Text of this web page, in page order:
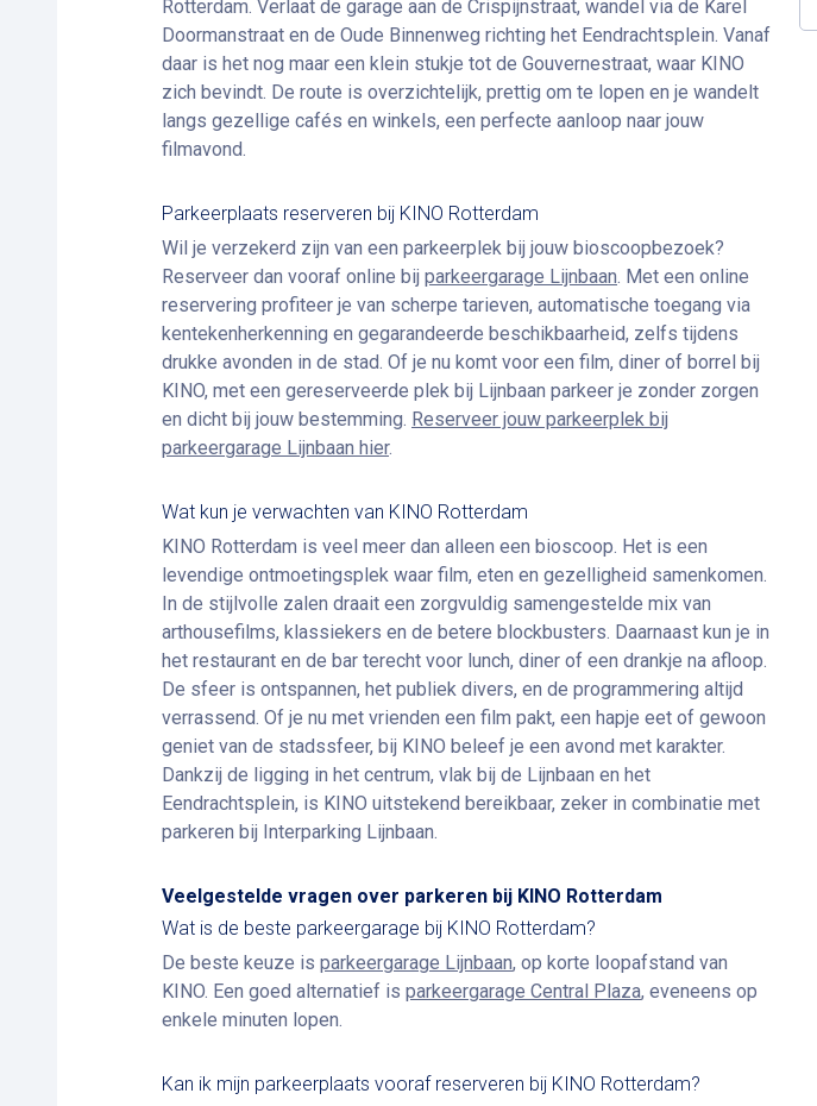
Rotterdam. Verlaat de garage aan de Crispijnstraat, wandel via de Karel
Doormanstraat en de Oude Binnenweg richting het Eendrachtsplein. Vanaf
daar is het nog maar een klein stukje tot de Gouvernestraat, waar KINO
zich bevindt. De route is overzichtelijk, prettig om te lopen en je wandelt
langs gezellige cafés en winkels, een perfecte aanloop naar jouw
filmavond.
Parkeerplaats reserveren bij KINO Rotterdam
Wil je verzekerd zijn van een parkeerplek bij jouw bioscoopbezoek?
Reserveer dan vooraf online bij parkeergarage Lijnbaan. Met een online
reservering profiteer je van scherpe tarieven, automatische toegang via
kentekenherkenning en gegarandeerde beschikbaarheid, zelfs tijdens
drukke avonden in de stad. Of je nu komt voor een film, diner of borrel bij
KINO, met een gereserveerde plek bij Lijnbaan parkeer je zonder zorgen
en dicht bij jouw bestemming. Reserveer jouw parkeerplek bij
parkeergarage Lijnbaan hier.
Wat kun je verwachten van KINO Rotterdam
KINO Rotterdam is veel meer dan alleen een bioscoop. Het is een
levendige ontmoetingsplek waar film, eten en gezelligheid samenkomen.
In de stijlvolle zalen draait een zorgvuldig samengestelde mix van
arthousefilms, klassiekers en de betere blockbusters. Daarnaast kun je in
het restaurant en de bar terecht voor lunch, diner of een drankje na afloop.
De sfeer is ontspannen, het publiek divers, en de programmering altijd
verrassend. Of je nu met vrienden een film pakt, een hapje eet of gewoon
geniet van de stadssfeer, bij KINO beleef je een avond met karakter.
Dankzij de ligging in het centrum, vlak bij de Lijnbaan en het
Eendrachtsplein, is KINO uitstekend bereikbaar, zeker in combinatie met
parkeren bij Interparking Lijnbaan.
Veelgestelde vragen over parkeren bij KINO Rotterdam
Wat is de beste parkeergarage bij KINO Rotterdam?
De beste keuze is parkeergarage Lijnbaan, op korte loopafstand van
KINO. Een goed alternatief is parkeergarage Central Plaza, eveneens op
enkele minuten lopen.
Kan ik mijn parkeerplaats vooraf reserveren bij KINO Rotterdam?